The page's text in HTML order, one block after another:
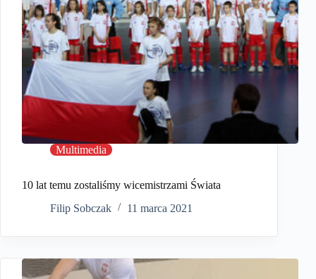
Multimedia
10 lat temu zostaliśmy wicemistrzami Świata
Filip Sobczak
11 marca 2021